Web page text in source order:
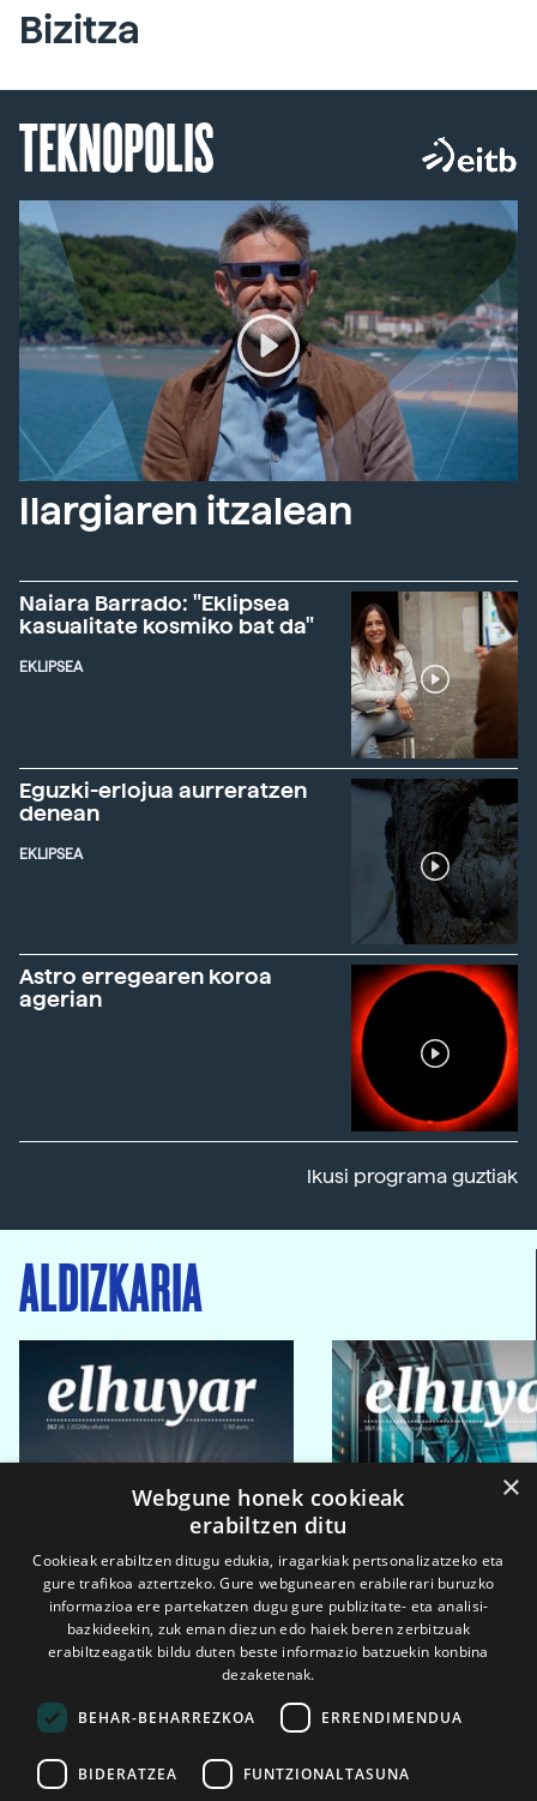
Bizitza
TEKNOPOLIS
Ilargiaren itzalean
Naiara Barrado: "Eklipsea
kasualitate kosmiko bat da"
EKLIPSEA
Eguzki-erlojua aurreratzen
denean
EKLIPSEA
Astro erregearen koroa
agerian
Ikusi programa guztiak
ALDIZKARIA
2026ko eka. 1a 2026ko mar. 1a
×
Webgune honek cookieak
erabiltzen ditu
Cookieak erabiltzen ditugu edukia, iragarkiak pertsonalizatzeko eta
gure trafikoa aztertzeko. Gure webgunearen erabilerari buruzko
informazioa ere partekatzen dugu gure publizitate- eta analisi-
bazkideekin, zuk eman diezun edo haiek beren zerbitzuak
erabiltzeagatik bildu duten beste informazio batzuekin konbina
dezaketenak.
BEHAR-BEHARREZKOA ERRENDIMENDUA
BIDERATZEA FUNTZIONALTASUNA